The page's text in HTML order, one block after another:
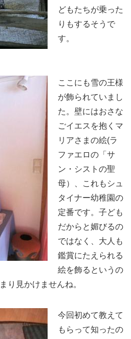
どもたちが乗った
りもするそうで
す。
ここにも雪の王様
が飾られていまし
た。壁にはおさな
ごイエスを抱くマ
リアさまの絵(ラ
ファエロの「サ
ン・シストの聖
母）、これもシュ
タイナー幼稚園の
定番です。子ども
だからと媚びるの
ではなく、大人も
鑑賞にたえられる
絵を飾るというの
り見かけませんね。
今回初めて教えて
もらって知ったの